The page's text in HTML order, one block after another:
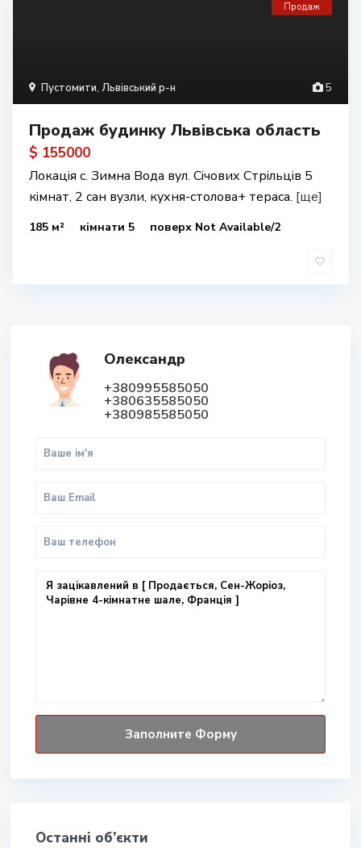
5
Пустомити, Львівський р-н
Продаж
Продаж будинку Львівська область
$ 155000
Локація с. Зимна Вода вул. Січових Стрільців 5
кімнат, 2 сан вузли, кухня-столова+ тераса. [ще]
185 м² кімнати 5 поверх Not Available/2
Олександр
+380995585050
+380635585050
+380985585050
Останні об’єкти